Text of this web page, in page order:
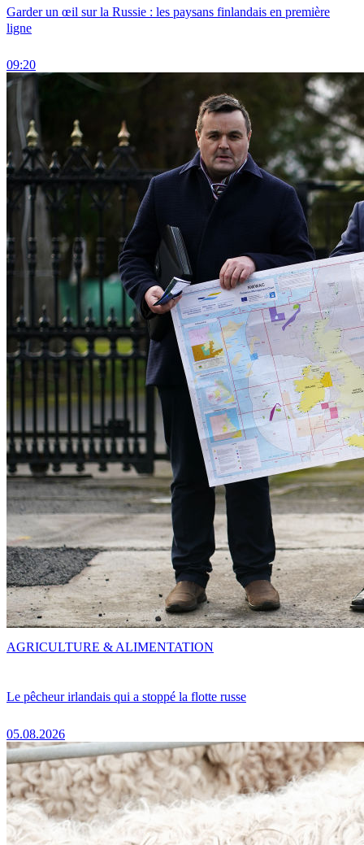
Garder un œil sur la Russie : les paysans finlandais en première
ligne
09:20
Le pêcheur irlandais qui a stoppé la flotte russe
05.08.2026
AGRICULTURE & ALIMENTATION